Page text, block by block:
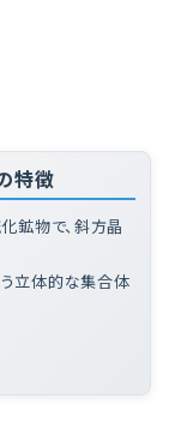
特徴
鉱物で、斜方晶
立体的な集合体